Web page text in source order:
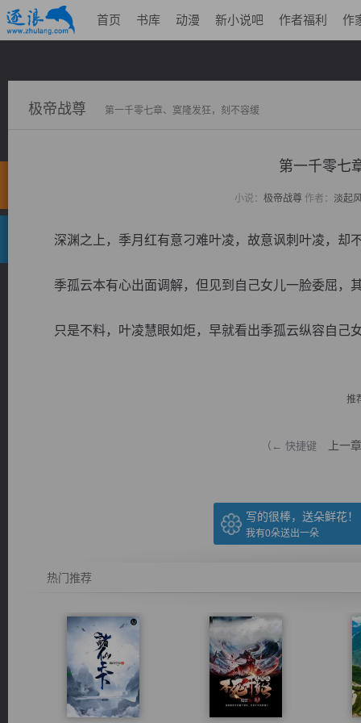
首页 书库 动漫 新小说吧 作者福利 作
极帝战尊 第一千零七章、寞隆发狂，刻不容缓
第一千零七
小说： 极帝战尊作者： 淡起
深渊之上，季月红有意刁难叶凌，故意讽刺叶凌，却
季孤云本有心出面调解，但见到自己女儿一脸委屈，
只是不料，叶凌慧眼如炬，早就看出季孤云纵容自己
推
（← 快捷键 上一章
写的很棒，送朵鲜花！
我有0朵送出一朵
热门推荐